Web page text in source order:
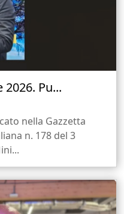
Pu...
nella Gazzetta
n. 178 del 3